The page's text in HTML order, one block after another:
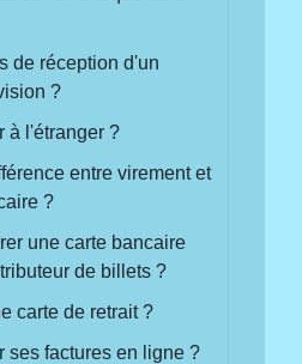
de réception d'un
?
à l'étranger ?
entre virement et
?
une carte bancaire
de billets ?
carte de retrait ?
ses factures en ligne ?